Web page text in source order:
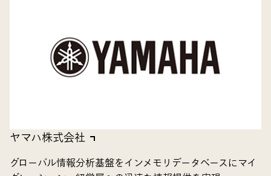
ヤマハ株式会社
グローバル情報分析基盤をインメモリデータベースにマイ